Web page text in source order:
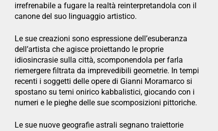
irrefrenabile a fugare la realtà reinterpretandola con il
canone del suo linguaggio artistico.
Le sue creazioni sono espressione dell’esuberanza
dell’artista che agisce proiettando le proprie
idiosincrasie sulla città, scomponendola per farla
riemergere filtrata da imprevedibili geometrie. In tempi
recenti i soggetti delle opere di Gianni Moramarco si
spostano su temi onirico kabbalistici, giocando con i
numeri e le pieghe delle sue scomposizioni pittoriche.
Le sue nuove geografie astrali segnano traiettorie